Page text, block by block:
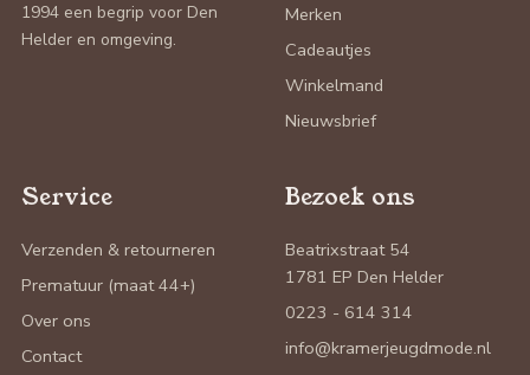
1994 een begrip voor Den
Helder en omgeving.
Merken
Cadeautjes
Winkelmand
Nieuwsbrief
Service
Verzenden & retourneren
Prematuur (maat 44+)
Over ons
Contact
Bezoek ons
Beatrixstraat 54
1781 EP Den Helder
0223 - 614 314
info@kramerjeugdmode.nl